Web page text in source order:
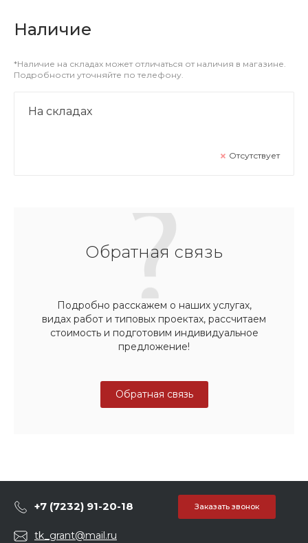
Наличие
*Наличие на складах может отличаться от наличия в магазине.
Подробности уточняйте по телефону.
На складах
Отсутствует
Обратная связь
Подробно расскажем о наших услугах,
видах работ и типовых проектах, рассчитаем
стоимость и подготовим индивидуальное
предложение!
Обратная связь
+7 (7232) 91-20-18 Заказать звонок
tk_grant@mail.ru